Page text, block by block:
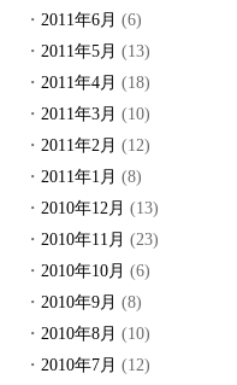
2011年6月 (6)
2011年5月 (13)
2011年4月 (18)
2011年3月 (10)
2011年2月 (12)
2011年1月 (8)
2010年12月 (13)
2010年11月 (23)
2010年10月 (6)
2010年9月 (8)
2010年8月 (10)
2010年7月 (12)